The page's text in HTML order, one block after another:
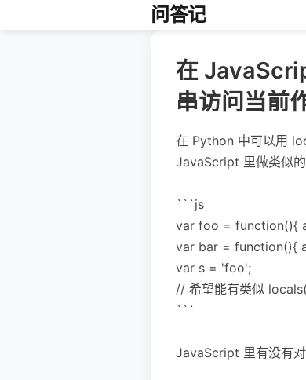
问答记
在
串访问当前
在 Python 中可以用
JavaScript 里做类似的
```js
var foo = function(){
var bar = function(){
var s = 'foo';
// 希望能有类似
```
JavaScript 里有没有对